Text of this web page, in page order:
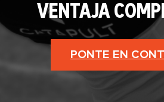
VENTAJA
PONTE EN